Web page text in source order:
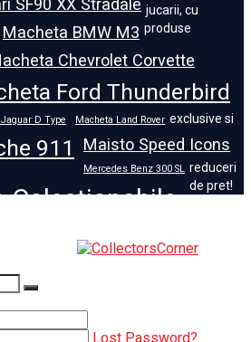
SF90 XX Stradale
Macheta BMW M3
Chevrolet Corvette
Ford Thunderbird
D Type Macheta Land Rover
911 Maisto Speed Icons
Mercedes Benz 300 SL
Colecționabile.
jucarii, cu
produse
exclusive si
reduceri
de pret!
Lost Password?